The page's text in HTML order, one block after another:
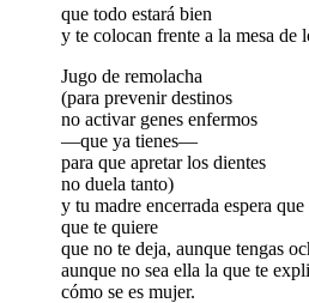
que todo estará bien
y te colocan frente a la mesa de
Jugo de remolacha
(para prevenir destinos
no activar genes enfermos
—que ya tienes—
para que apretar los dientes
no duela tanto)
y tu madre encerrada espera que
que te quiere
que no te deja, aunque tengas
aunque no sea ella la que te
cómo se es mujer.